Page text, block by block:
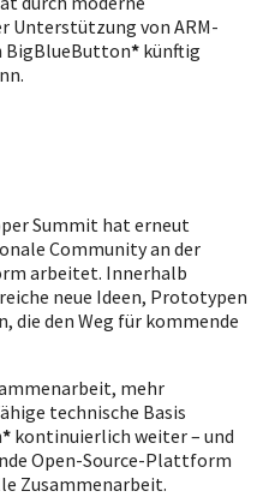
Unterstützung von ARM-
BigBlueButton* künftig
Summit hat erneut
Community an der
arbeitet. Innerhalb
neue Ideen, Prototypen
die den Weg für kommende
mehr
technische Basis
* kontinuierlich weiter – und
Open-Source-Plattform
Zusammenarbeit.